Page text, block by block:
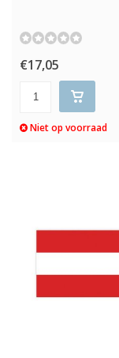
€17,05
Niet op voorraad